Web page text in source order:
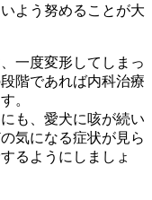
よう努めることが大
一度変形してしまっ
階であれば内科治療
。
も、愛犬に咳が続い
気になる症状が見ら
るようにしましょ